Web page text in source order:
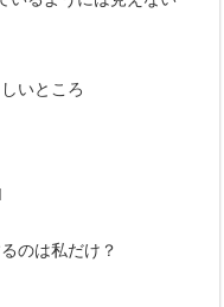
いところ
のは私だけ？